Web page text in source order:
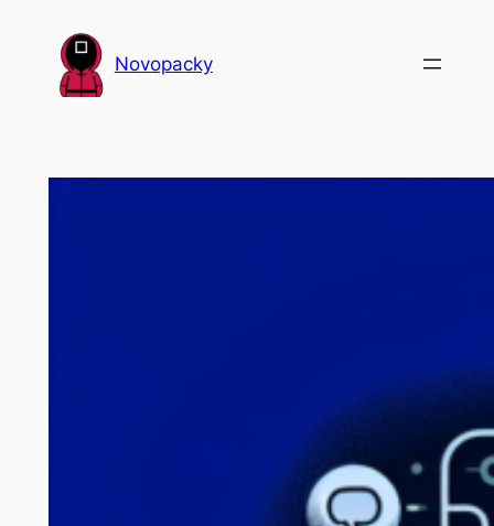
obsah
Novopacky